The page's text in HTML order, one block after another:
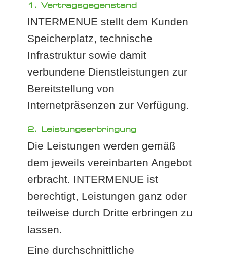
1. Vertragsgegenstand
INTERMENUE stellt dem Kunden
Speicherplatz, technische
Infrastruktur sowie damit
verbundene Dienstleistungen zur
Bereitstellung von
Internetpräsenzen zur Verfügung.
2. Leistungserbringung
Die Leistungen werden gemäß
dem jeweils vereinbarten Angebot
erbracht. INTERMENUE ist
berechtigt, Leistungen ganz oder
teilweise durch Dritte erbringen zu
lassen.
Eine durchschnittliche